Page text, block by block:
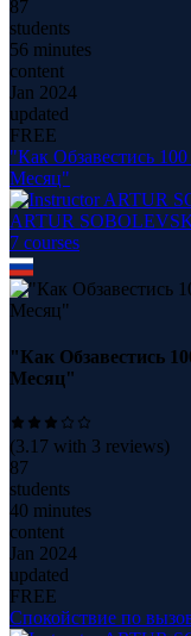
87
students
56 minutes
content
Jan 2024
updated
FREE
"Как Обзавестись
Месяц"
ARTUR
7 courses
"Как Обзавестись
Месяц"
(3.17 with 3 reviews)
87
students
40 minutes
content
Jan 2024
updated
FREE
Спокойствие по